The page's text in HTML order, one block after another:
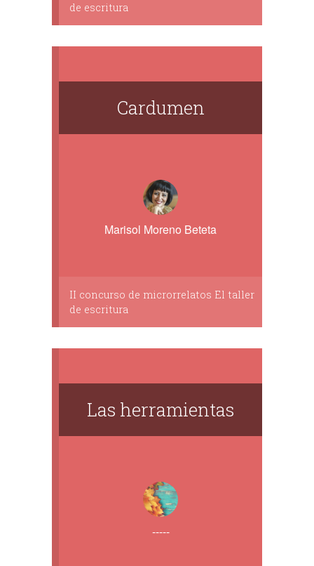
de escritura
Cardumen
Marisol Moreno Beteta
II concurso de microrrelatos El taller
de escritura
Las herramientas
-----